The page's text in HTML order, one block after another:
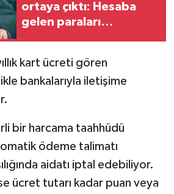
ortaya çıktı: Hesaba
gelen paraları
kart ücreti gören
bankalarıyla iletişime
bir harcama taahhüdü
ödeme talimatı
aidatı iptal edebiliyor.
ücret tutarı kadar puan veya